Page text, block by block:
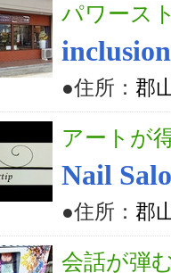
パワース
●住所： 郡
アートが
Nail
●住所： 郡
会話が弾